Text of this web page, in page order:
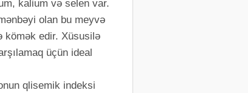
kalium və selen var.
olan bu meyvə
kömək edir. Xüsusilə
üçün ideal
qlisemik indeksi